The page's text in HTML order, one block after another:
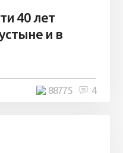
40 лет
и в
4
88775